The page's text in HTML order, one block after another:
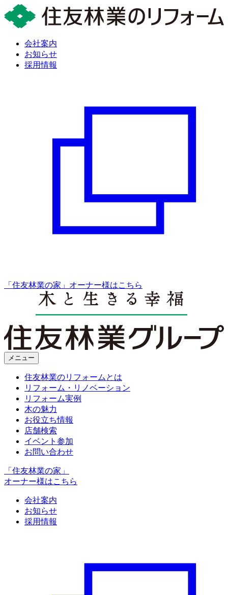
会社案内
お知らせ
採用情報
「住友林業の家」オーナー様はこちら
メニュー
住友林業のリフォームとは
リフォーム・リノベーション
リフォーム実例
木の魅力
お役立ち情報
店舗検索
イベント参加
お問い合わせ
「住友林業の家」
オーナー様はこちら
会社案内
お知らせ
採用情報